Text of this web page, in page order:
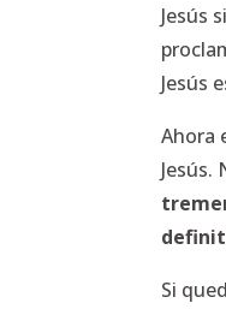
Jesús
Jesús
Ahora
Si